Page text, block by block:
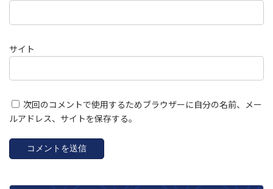
サイト
次回のコメントで使用するためブラウザーに自分の名前、メー
ルアドレス、サイトを保存する。